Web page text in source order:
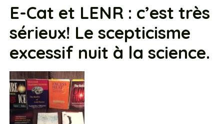
E-Cat et LENR : c’est très
sérieux! Le scepticisme
excessif nuit à la science.